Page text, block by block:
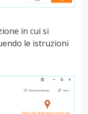
in cui si
le istruzioni